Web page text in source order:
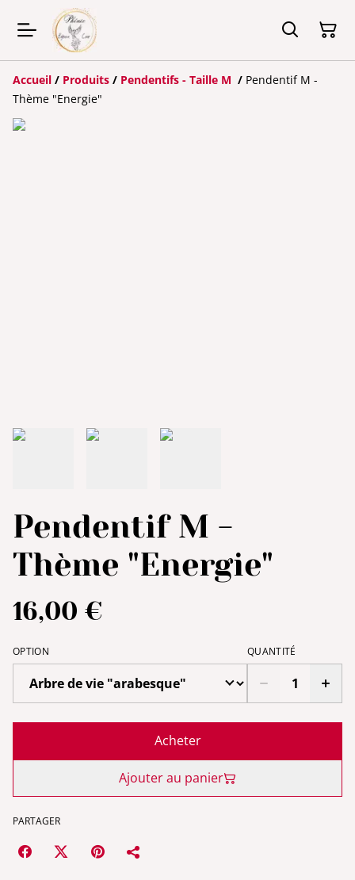
Accueil / Produits / Pendentifs - Taille M / Pendentif M -
Thème "Energie"
Pendentif M -
Thème "Energie"
16,00 €
OPTION QUANTITÉ
Acheter
Ajouter au panier
PARTAGER